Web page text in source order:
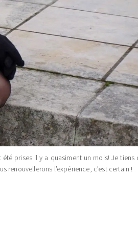
prises il y a quasiment un mois! Je tiens
renouvellerons l’expérience, c’est certain !